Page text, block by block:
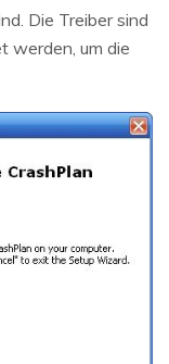
Die Treiber sind
werden, um die